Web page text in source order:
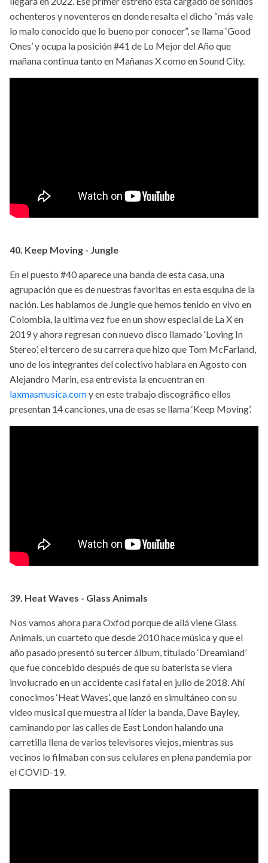
ochenteros y noventeros en donde resalta el dicho “más vale
lo malo conocido que lo bueno por conocer”, se llama ‘Good
Ones’ y ocupa la posición #41 de Lo Mejor del Año que
mañana continua tanto en Mañanas X como en Sound City.
40. Keep Moving - Jungle
En el puesto #40 aparece una banda de esta casa, una
agrupación que es de nuestras favoritas en esta esquina de la
nación. Les hablamos de Jungle que hemos tenido en vivo en
Colombia, la ultima vez fue en un show especial de La X en
2019 y ahora regresan con nuevo disco llamado ‘Loving In
Stereo’, el tercero de su carrera que hizo que Tom McFarland,
uno de los integrantes del colectivo hablara en Agosto con
Alejandro Marin, esa entrevista la encuentran en
laxmasmusica.comy en este trabajo discográfico ellos
presentan 14 canciones, una de esas se llama ‘Keep Moving’.
39. Heat Waves - Glass Animals
Nos vamos ahora para Oxfod porque de allá viene Glass
Animals, un cuarteto que desde 2010 hace música y que el
año pasado presentó su tercer álbum, titulado ‘Dreamland’
que fue concebido después de que su baterista se viera
involucrado en un accidente casi fatal en julio de 2018. Ahí
conocimos ‘Heat Waves’, que lanzó en simultáneo con su
video musical que muestra al líder la banda, Dave Bayley,
caminando por las calles de East London halando una
carretilla llena de varios televisores viejos, mientras sus
vecinos lo filmaban con sus celulares en plena pandemia por
el COVID-19.